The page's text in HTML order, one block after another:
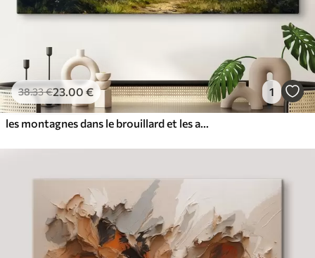
38.33€23.00 € 1
les montagnes dans le brouillard et les arbres